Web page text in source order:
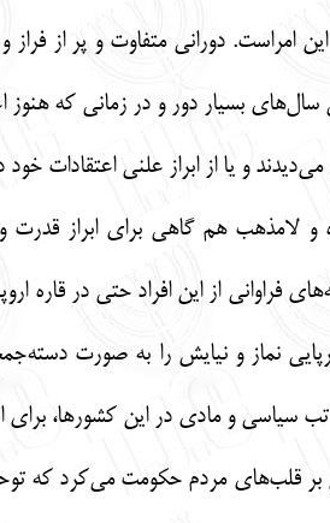
امراست. دورانی متفاوت و پر از
بسیار دور و در زمانی که هنوز
و یا از ابراز علنی اعتقادات
و لامذهب هم گاهی برای ابراز
فراوانی از این افراد حتی در
نماز و نیایش را به صورت
سیاسی و مادی در این کشورها، برای
قلب‌های مردم حکومت می‌کرد که